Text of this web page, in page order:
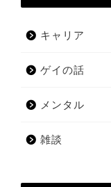
キャリア
ゲイの話
メンタル
雑談